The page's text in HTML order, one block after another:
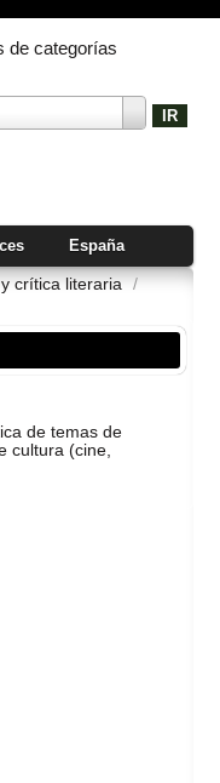
de categorías
España
crí­tica literaria /
de temas de
cultura (cine,